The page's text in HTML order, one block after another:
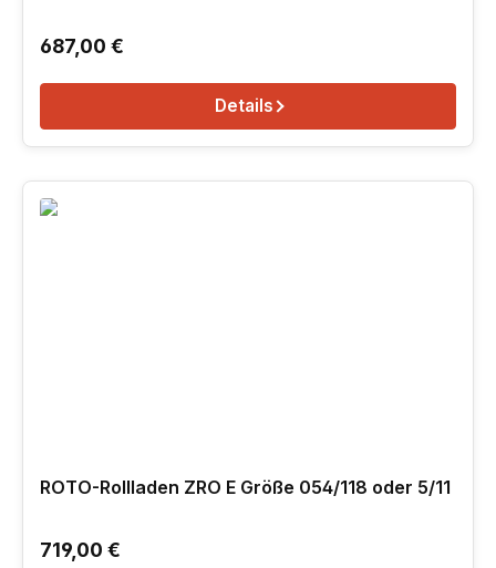
Regulärer Preis:
687,00 €
Details
ROTO-Rollladen ZRO E Größe 054/118 oder 5/11
Regulärer Preis:
719,00 €